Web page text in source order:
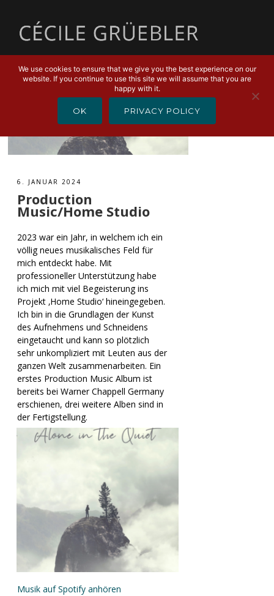
6. JANUAR 2024
Production
Music/Home Studio
2023 war ein Jahr, in welchem ich ein
völlig neues musikalisches Feld für
mich entdeckt habe. Mit
professioneller Unterstützung habe
ich mich mit viel Begeisterung ins
Projekt ‚Home Studio‘ hineingegeben.
Ich bin in die Grundlagen der Kunst
des Aufnehmens und Schneidens
eingetaucht und kann so plötzlich
sehr unkompliziert mit Leuten aus der
ganzen Welt zusammenarbeiten. Ein
erstes Production Music Album ist
bereits bei Warner Chappell Germany
erschienen, drei weitere Alben sind in
der Fertigstellung.
Musik auf Spotify anhören
We use cookies to ensure that we give you the best experience on our
website. If you continue to use this site we will assume that you are
happy with it.
OK PRIVACY POLICY